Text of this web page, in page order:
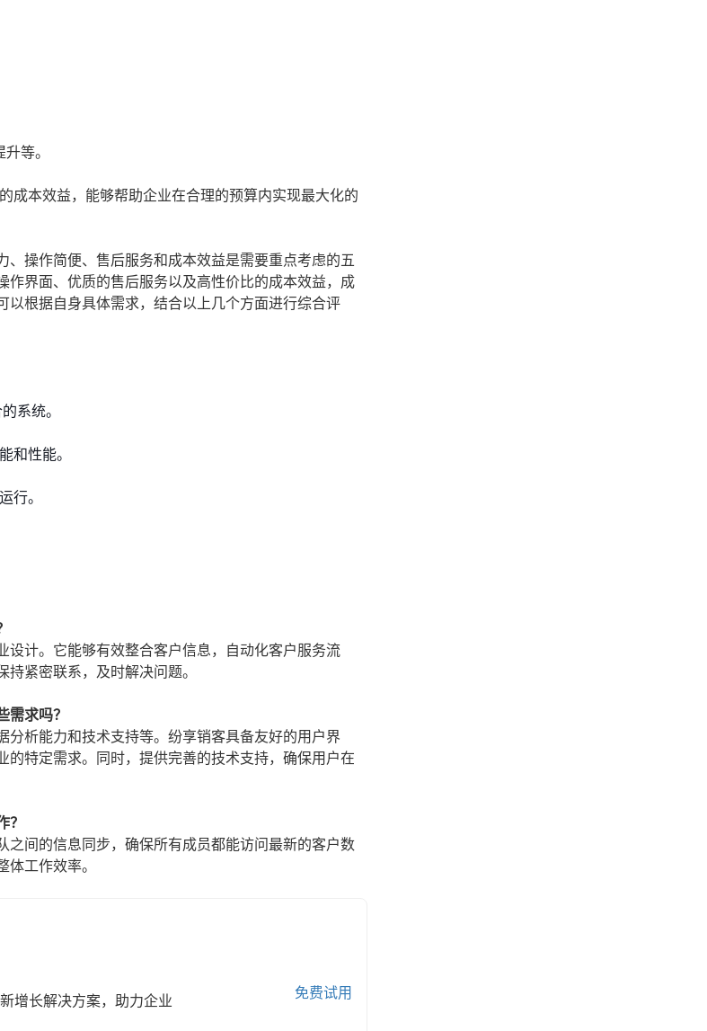
等。
成本效益，能够帮助企业在合理的预算内实现最大化的
操作简便、售后服务和成本效益是需要重点考虑的五
界面、优质的售后服务以及高性价比的成本效益，成
根据自身具体需求，结合以上几个方面进行综合评
系统。
和性能。
行。
计。它能够有效整合客户信息，自动化客户服务流
紧密联系，及时解决问题。
求吗？
析能力和技术支持等。纷享销客具备友好的用户界
特定需求。同时，提供完善的技术支持，确保用户在
间的信息同步，确保所有成员都能访问最新的客户数
工作效率。
增长解决方案，助力企业
免费试用